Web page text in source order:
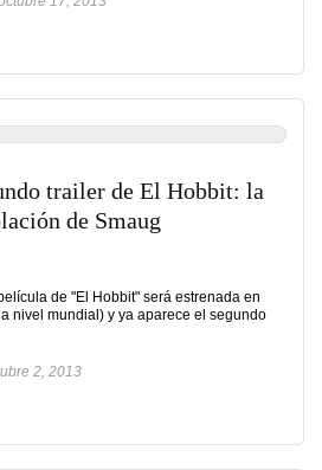
trailer de El Hobbit: la
de Smaug
de "El Hobbit" será estrenada en
nivel mundial) y ya aparece el segundo
2, 2013